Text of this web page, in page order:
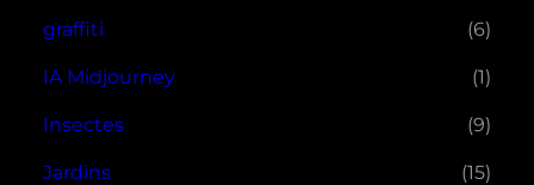
graffiti (6)
IA Midjourney (1)
Insectes (9)
Jardins (15)